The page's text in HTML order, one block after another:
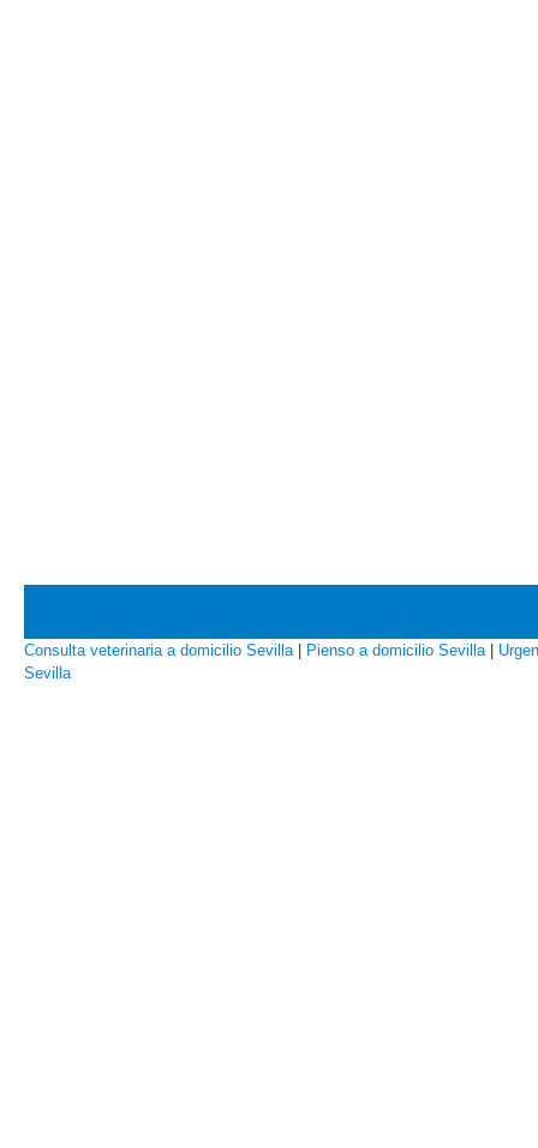
Consulta veterinaria a domicilio Sevilla| Pienso a domicilio Sevilla|
Sevilla